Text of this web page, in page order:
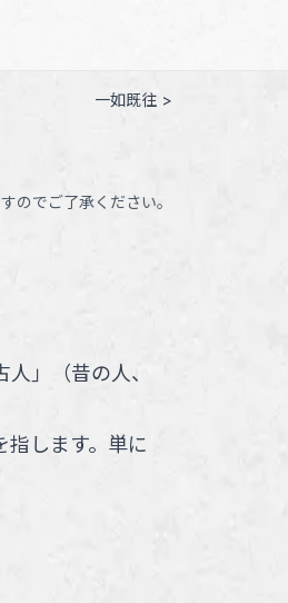
一如既往 >
のでご了承ください。
人 」 （昔の人、
します。単に